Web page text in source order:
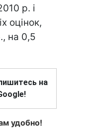
р. і
оцінок,
на 0,5
на
удобно!